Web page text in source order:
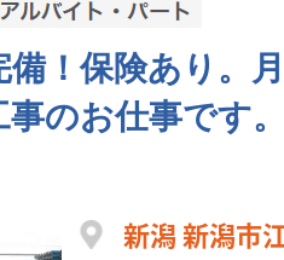
備！保険あり。
事のお仕事です
新潟 新潟市